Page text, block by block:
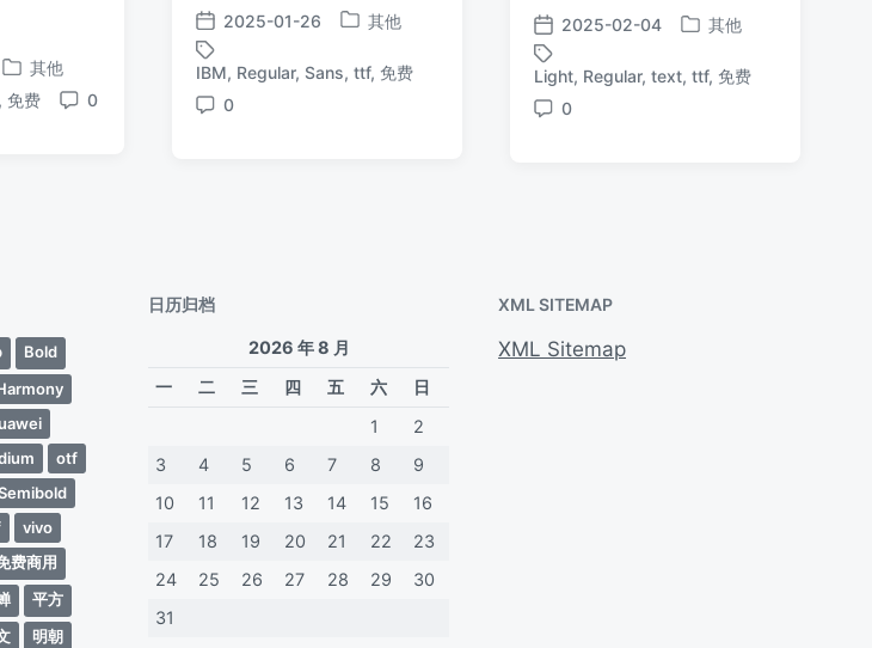
发
布
其他
免费
评
0
发
布
日
期
2025-01-26
发
于
其他
标
签
IBM, Regular,Sans,ttf, 免费
评
0
发
布
日
期
2025-02-04
发
于
其他
标
签
Light, Regular,text,ttf, 免费
评
0
Bold
otf
vivo
费商用
平方
明朝
日历归档
2026 年 8 月
一
二 三 四 五 六
日
1
2
3
4 5 6 7 8
9
10
11 12 13 14 15
16
17
18 19 20 21 22
23
24
25 26 27 28 29
30
31
XML SITEMAP
XML Sitemap